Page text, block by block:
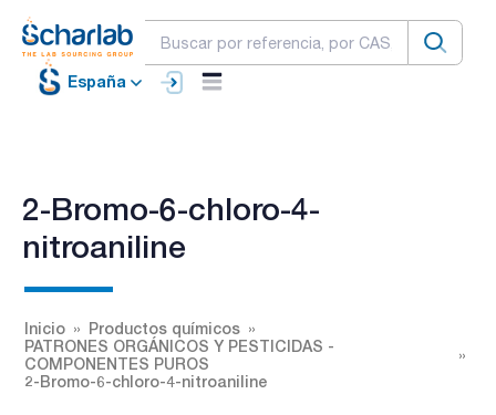
España
2-Bromo-6-chloro-4-
nitroaniline
Inicio
Productos químicos
PATRONES ORGÁNICOS Y PESTICIDAS -
COMPONENTES PUROS
2-Bromo-6-chloro-4-nitroaniline